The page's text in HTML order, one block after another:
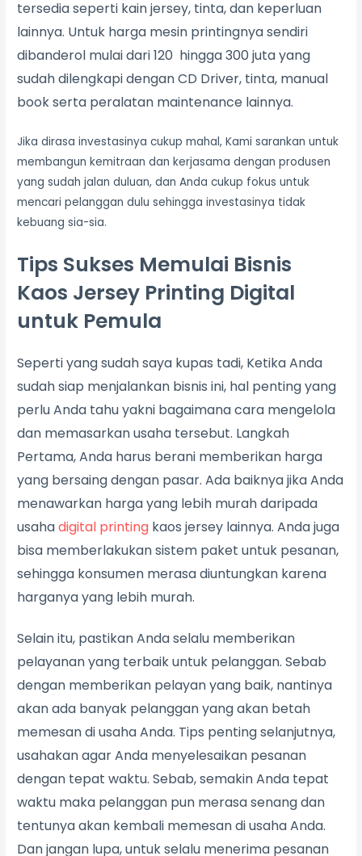
tersedia seperti kain jersey, tinta, dan keperluan
lainnya. Untuk harga mesin printingnya sendiri
dibanderol mulai dari 120 hingga 300 juta yang
sudah dilengkapi dengan CD Driver, tinta, manual
book serta peralatan maintenance lainnya.
Jika dirasa investasinya cukup mahal, Kami sarankan untuk
membangun kemitraan dan kerjasama dengan produsen
yang sudah jalan duluan, dan Anda cukup fokus untuk
mencari pelanggan dulu sehingga investasinya tidak
kebuang sia-sia.
Tips Sukses Memulai Bisnis
Kaos Jersey Printing Digital
untuk Pemula
Seperti yang sudah saya kupas tadi, Ketika Anda
sudah siap menjalankan bisnis ini, hal penting yang
perlu Anda tahu yakni bagaimana cara mengelola
dan memasarkan usaha tersebut. Langkah
Pertama, Anda harus berani memberikan harga
yang bersaing dengan pasar. Ada baiknya jika Anda
menawarkan harga yang lebih murah daripada
usahadigital printing kaos jersey lainnya. Anda juga
bisa memberlakukan sistem paket untuk pesanan,
sehingga konsumen merasa diuntungkan karena
harganya yang lebih murah.
Selain itu, pastikan Anda selalu memberikan
pelayanan yang terbaik untuk pelanggan. Sebab
dengan memberikan pelayan yang baik, nantinya
akan ada banyak pelanggan yang akan betah
memesan di usaha Anda. Tips penting selanjutnya,
usahakan agar Anda menyelesaikan pesanan
dengan tepat waktu. Sebab, semakin Anda tepat
waktu maka pelanggan pun merasa senang dan
tentunya akan kembali memesan di usaha Anda.
Dan jangan lupa, untuk selalu menerima pesanan